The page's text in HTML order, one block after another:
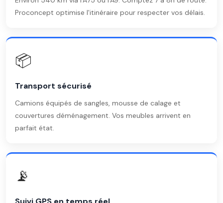
Proconcept optimise l'itinéraire pour respecter vos délais.
📦
Transport sécurisé
Camions équipés de sangles, mousse de calage et
couvertures déménagement. Vos meubles arrivent en
parfait état.
📡